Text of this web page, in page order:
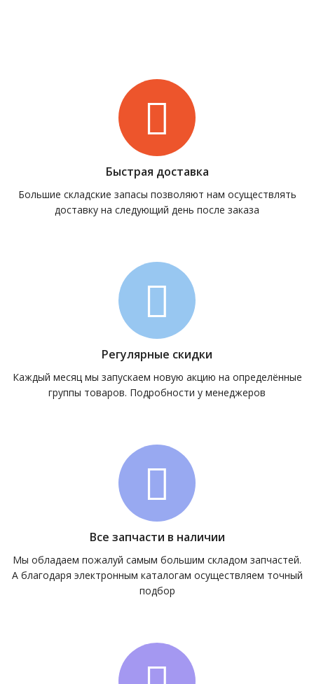
Быстрая доставка
Большие складские запасы позволяют нам осуществлять
доставку на следующий день после заказа
Регулярные скидки
Каждый месяц мы запускаем новую акцию на определённые
группы товаров. Подробности у менеджеров
Все запчасти в наличии
Мы обладаем пожалуй самым большим складом запчастей.
А благодаря электронным каталогам осуществляем точный
подбор